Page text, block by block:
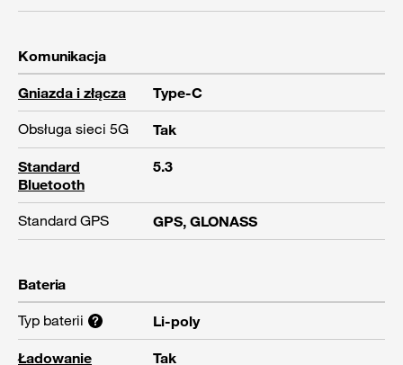
Komunikacja
Gniazda i złącza
Type-C
Obsługa sieci 5G
Tak
Standard
Bluetooth
5.3
Standard GPS GPS, GLONASS
Bateria
Typ baterii
Li-poly
Ładowanie Tak